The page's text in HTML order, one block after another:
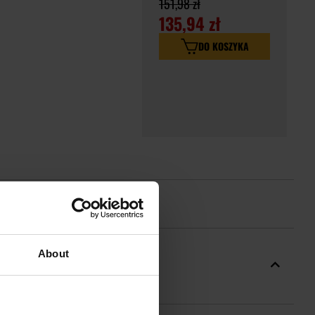
About
135,94 zł
DO KOSZYKA